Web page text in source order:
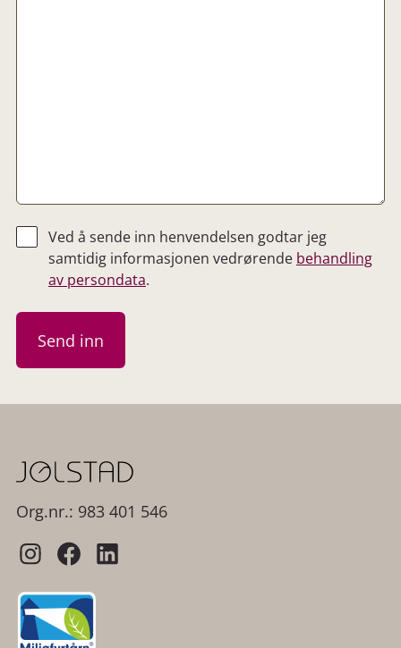
Ved å sende inn henvendelsen godtar jeg
samtidig informasjonen vedrørende behandling
av persondata.
Org.nr.: 983 401 546